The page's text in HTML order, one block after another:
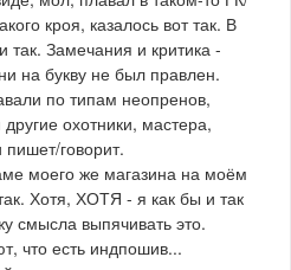
кроя, казалось вот так. В
так. Замечания и критика -
на букву не был правлен.
по типам неопренов,
охотники, мастера,
пишет/говорит.
моего же магазина на моём
Хотя, ХОТЯ - я как бы и так
смысла выпячивать это.
что есть индпошив...